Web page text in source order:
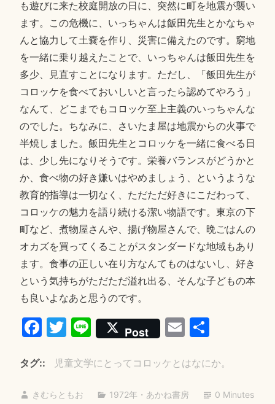
も遊びに来た校庭開放の日に、突然に町を地震が襲い
ます。この危機に、いっちゃんは飯田先生とかなちゃ
んと協力して土嚢を作り、災害に備えたのです。窮地
を一緒に乗り越えたことで、いっちゃんは飯田先生を
多少、見直すことになります。ただし、「飯田先生が
コロッケを食べておいしいと言ったら認めてやろう」
なんて、どこまでもコロッケ至上主義のいっちゃんな
のでした。ちなみに、さいたま屋は地震からの火事で
半焼しました。飯田先生とコロッケを一緒に食べる日
は、少し先になりそうです。栄養バランスがどうかと
か、食べ物の好き嫌いはやめましょう、というような
教育的指導は一切なく、ただただ好きにこだわって、
コロッケの魅力を語り続ける潔い物語です。東京の下
町など、煮物屋さんや、揚げ物屋さんで、晩ごはんの
オカズを買ってくることがスタンダードな地域もあり
ます。食事の正しい在り方なんてものはないし、好き
という気持ちがただただ溢れ出る、そんな子どもの本
も良いよなあと思うのです。
Fa
ce
bo
ok
T
wi
tte
r
Li
ne
Post E
m
ail
共
タグ: 児童文学にとってコロッケとはなにか。
きむらともお 1972年 ・ あかね書房 0 Minutes